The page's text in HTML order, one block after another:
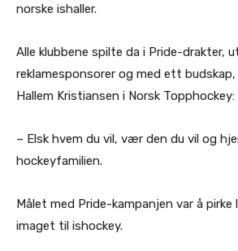
norske ishaller.
Alle klubbene spilte da i Pride-drakter,
reklamesponsorer og med ett
Hallem Kristiansen i Norsk Topphockey:
– Elsk hvem du vil, vær den du vil og
hockeyfamilien.
Målet med Pride-kampanjen var å
imaget til ishockey.